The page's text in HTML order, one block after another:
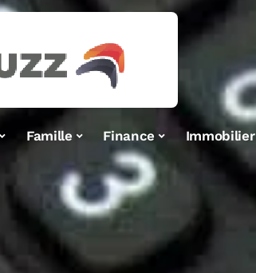
Famille Finance Immobilier